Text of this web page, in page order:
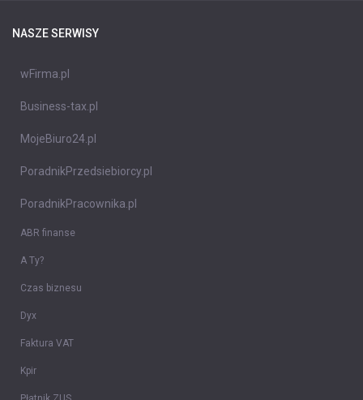
NASZE SERWISY
wFirma.pl
Business-tax.pl
MojeBiuro24.pl
PoradnikPrzedsiebiorcy.pl
PoradnikPracownika.pl
ABR finanse
A Ty?
Czas biznesu
Dyx
Faktura VAT
Kpir